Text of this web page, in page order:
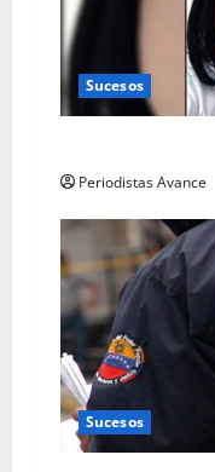
Sucesos
Periodistas Avance
Sucesos